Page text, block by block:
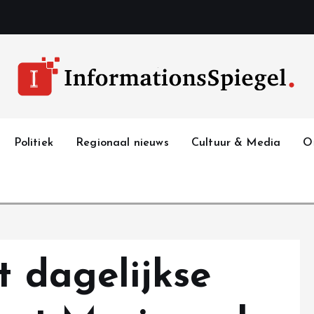
Politiek Regionaal nieuws Cultuur & Media
dagelijkse